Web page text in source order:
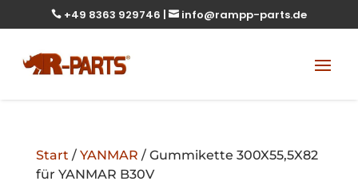
 +49 8363 929746 |  info@rampp-parts.de
Start / YANMAR / Gummikette 300X55,5X82
für YANMAR B30V